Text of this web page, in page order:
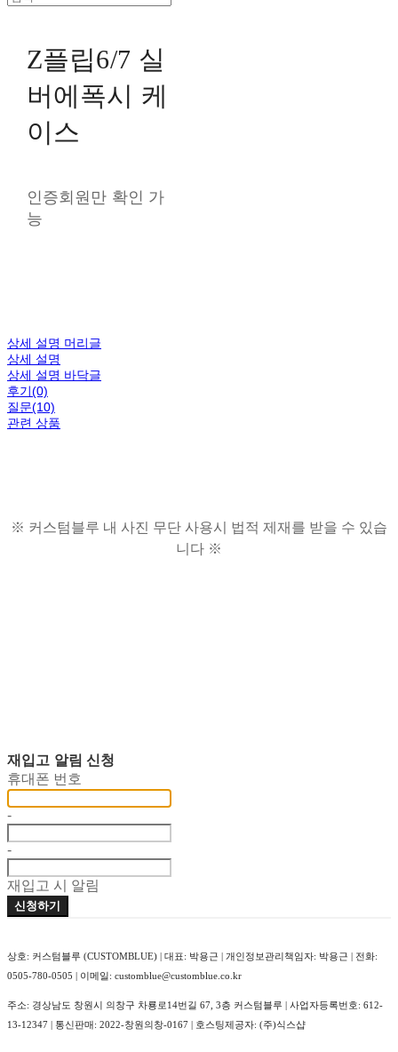
Z플립6/7 실
버에폭시 케
이스
인증회원만 확인 가
능
상세 설명 머리글
상세 설명
상세 설명 바닥글
후기(0)
질문(10)
관련 상품
※ 커스텀블루 내 사진 무단 사용시 법적 제재를 받을 수 있습
니다 ※
재입고 알림 신청
휴대폰 번호
-
-
재입고 시 알림
신청하기
상호: 커스텀블루 (CUSTOMBLUE) | 대표: 박용근 | 개인정보관리책임자: 박용근 | 전화:
0505-780-0505 | 이메일: customblue@customblue.co.kr
주소: 경상남도 창원시 의창구 차룡로14번길 67, 3층 커스텀블루 | 사업자등록번호: 612-
13-12347 | 통신판매: 2022-창원의창-0167 | 호스팅제공자: (주)식스샵